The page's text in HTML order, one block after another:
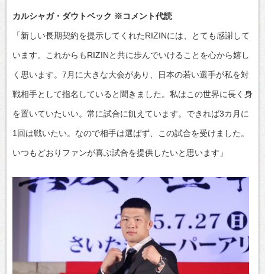
カルシャガ・ダウトベック ※コメント代読
「新しい長期契約を提示してくれたRIZINには、とても感謝して
います。これからもRIZINと共に歩んでいけることを心から嬉し
く思います。7月に大きな大会があり、日本の若い選手が私を対
戦相手として指名していると聞きました。私はこの世界に長く身
を置いていたいい。常に試合に飢えています。できれば3カ月に
1回は戦いたい。なので相手は選ばず、この試合を受けました。
いつもどおりファンが喜ぶ試合を提供したいと思います」